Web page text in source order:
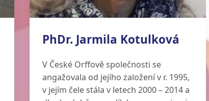
PhDr. Jarmila Kotulková
V České Orffově společnosti se
angažovala od jejího založení v r. 1995,
v jejím čele stála v letech 2000 – 2014 a